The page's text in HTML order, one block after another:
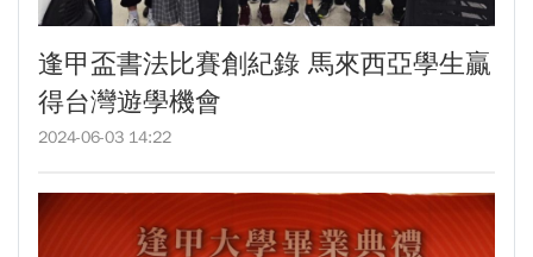
GI Day 2025｜空間資訊技術交流日-跨域感
知・智慧行動
2025.08.31 逢甲大學泰國校友會第13&14屆
會長交接典禮 泰國三日之旅
逢甲大學泰國校友會45周年慶 暨第13、14屆
會長交接圓滿成功！
逢甲盃書法比賽創紀錄 馬來西亞學生贏
得台灣遊學機會
2024-06-03 14:22